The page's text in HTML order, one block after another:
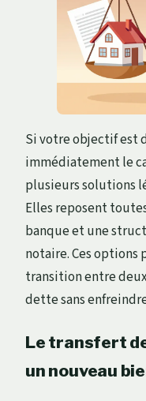
Si votre objectif est
immédiatement le
plusieurs solutions
Elles reposent
banque et une
notaire. Ces
transition entre
dette sans
Le transfert
un nouveau